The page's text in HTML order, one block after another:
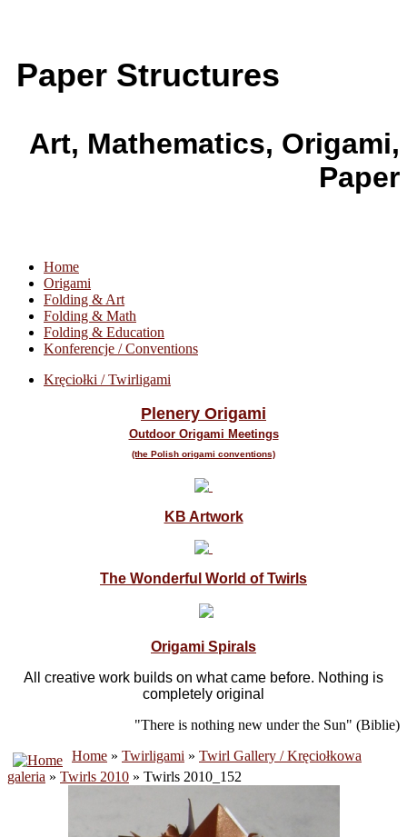
Paper Structures
Art, Mathematics, Origami,
Paper
Home
Origami
Folding & Art
Folding & Math
Folding & Education
Konferencje / Conventions
Kręciołki / Twirligami
Plenery Origami
Outdoor Origami Meetings
(the Polish origami conventions)
KB Artwork
The Wonderful World of Twirls
Origami Spirals
All creative work builds on what came before. Nothing is
completely original
"There is nothing new under the Sun" (Biblie)
Home » Twirligami » Twirl Gallery / Kręciołkowa
galeria » Twirls 2010 » Twirls 2010_152